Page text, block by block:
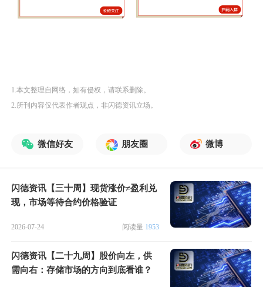
1.本文整理自网络，如有侵权，请联系删除。
2.所刊内容仅代表作者观点，非闪德资讯立场。
微信好友 朋友圈 微博
闪德资讯【三十周】现货涨价≠盈利兑
现，市场等待合约价格验证
2026-07-24 阅读量 1953
闪德资讯【二十九周】股价向左，供
需向右：存储市场的方向到底看谁？